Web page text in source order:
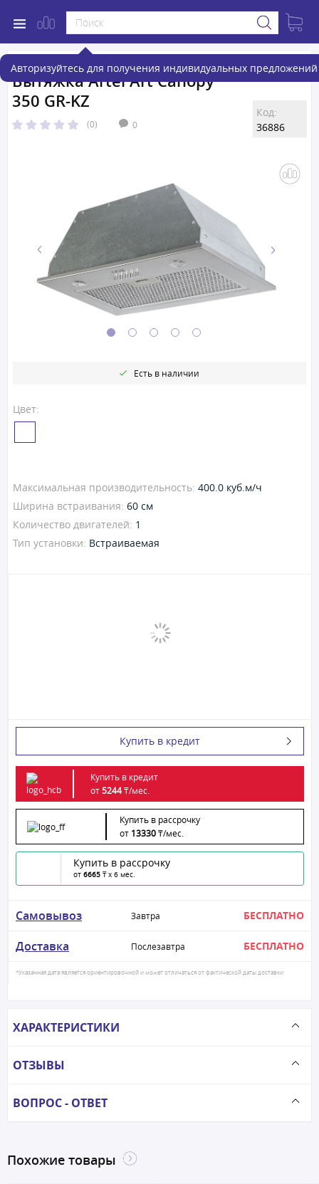
Авторизуйтесь для получения индивидуальных предложений
Вытяжка Artel Art Canopy
350 GR-KZ
(0) 0
Код:
36886
Цвет:
Есть в наличии
Максимальная производительность: 400.0 куб.м/ч
Ширина встраивания: 60 см
Количество двигателей: 1
Тип установки: Встраиваемая
Купить в кредит
Купить в кредит
от5244₸/мес.
Купить в рассрочку
от 13330₸/мес.
Купить в рассрочку
от 6665 ₸ x 6 мес.
Самовывоз Завтра БЕСПЛАТНО
Доставка Послезавтра БЕСПЛАТНО
*Указанная дата является ориентировочной и может отличаться от фактической даты доставки
ХАРАКТЕРИСТИКИ
ОТЗЫВЫ
ВОПРОС - ОТВЕТ
Похожие товары